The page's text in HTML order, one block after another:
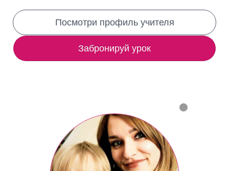
Посмотри профиль учителя
Забронируй урок